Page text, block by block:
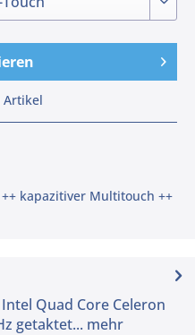
Artikel
kapazitiver Multitouch ++
Quad Core Celeron
getaktet... mehr